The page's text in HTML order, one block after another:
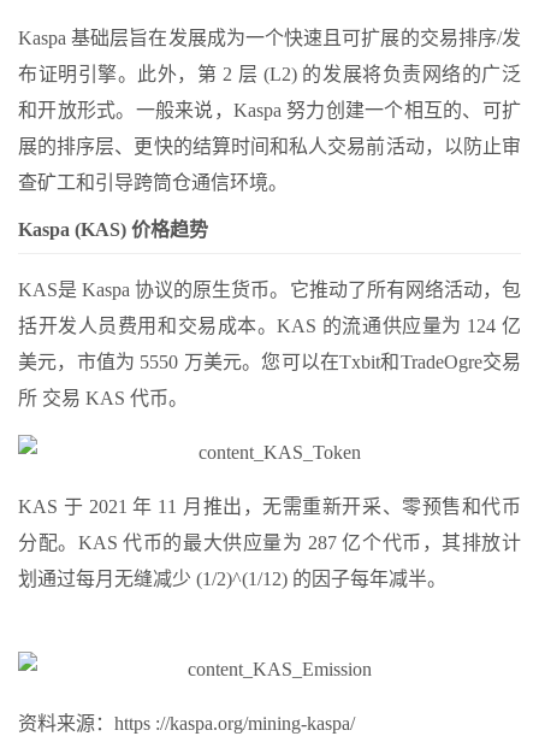
Kaspa 基础层旨在发展成为一个快速且可扩展的交易排序/发
布证明引擎。此外，第 2 层 (L2) 的发展将负责网络的广泛
和开放形式。一般来说，Kaspa 努力创建一个相互的、可扩
展的排序层、更快的结算时间和私人交易前活动，以防止审
查矿工和引导跨筒仓通信环境。
Kaspa (KAS) 价格趋势
KAS是 Kaspa 协议的原生货币。它推动了所有网络活动，包
括开发人员费用和交易成本。KAS 的流通供应量为 124 亿
美元，市值为 5550 万美元。您可以在Txbit和TradeOgre交易
所 交易 KAS 代币。
KAS 于 2021 年 11 月推出，无需重新开采、零预售和代币
分配。KAS 代币的最大供应量为 287 亿个代币，其排放计
划通过每月无缝减少 (1/2)^(1/12) 的因子每年减半。
资料来源：https ://kaspa.org/mining-kaspa/